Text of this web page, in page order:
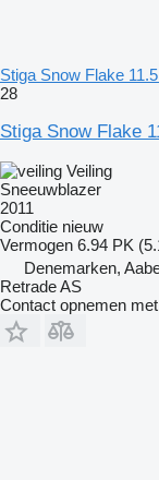
Stiga Snow Flake
28
Stiga Snow Flake
Veiling
Sneeuwblazer
2011
Conditie nieuw
Vermogen 6.94 PK
Denemarken,
Retrade AS
Contact opnemen